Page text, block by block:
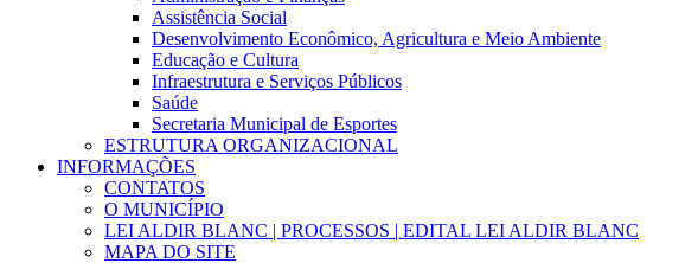
Assistência Social
Desenvolvimento Econômico, Agricultura e Meio Ambiente
Educação e Cultura
Infraestrutura e Serviços Públicos
Saúde
Secretaria Municipal de Esportes
ESTRUTURA ORGANIZACIONAL
INFORMAÇÕES
CONTATOS
O MUNICÍPIO
LEI ALDIR BLANC | PROCESSOS | EDITAL LEI ALDIR BLANC
MAPA DO SITE